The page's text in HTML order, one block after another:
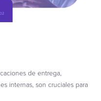
de entrega,
internas, son cruciales para